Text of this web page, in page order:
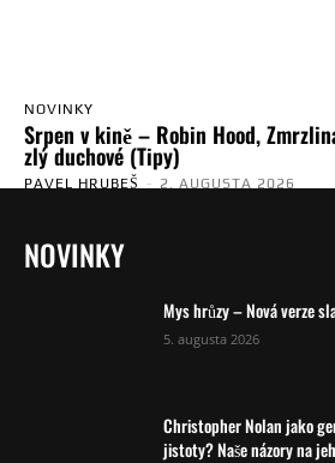
NOVINKY
Srpen v kině – Robin Hood,
zlý duchové (Tipy)
PAVEL HRUBEŠ - 2. AUGUSTA 2026
NOVINKY
Mys hrůzy – Nová verze
5. augusta 2026
Christopher Nolan jako
jistoty? Naše názory na